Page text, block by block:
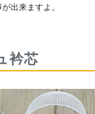
出来ますよ。
衿芯